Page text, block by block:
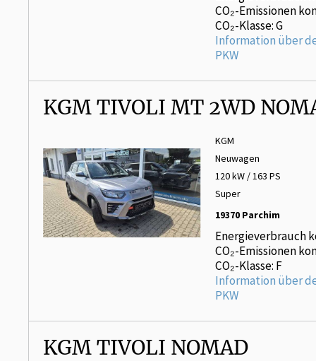
CO₂-Emissionen
CO₂-Klasse: G
Information über
PKW
KGM TIVOLI MT 2WD
KGM
Neuwagen
120 kW / 163 PS
Super
19370 Parchim
Energieverbrauch
CO₂-Emissionen
CO₂-Klasse: F
Information über
PKW
KGM TIVOLI NOMAD